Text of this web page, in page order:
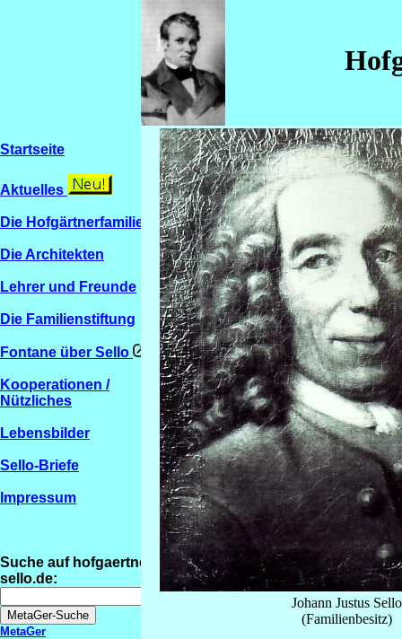
Startseite
Aktuelles
Die Hofgärtnerfamilien
Die Architekten
Lehrer und Freunde
Die Familienstiftung
Fontane über Sello
Kooperationen /
Nützliches
Lebensbilder
Sello-Briefe
Impressum
Suche auf hofgaertner-
sello.de:
MetaGer
Johann Justus Sello
(Familienbesitz)